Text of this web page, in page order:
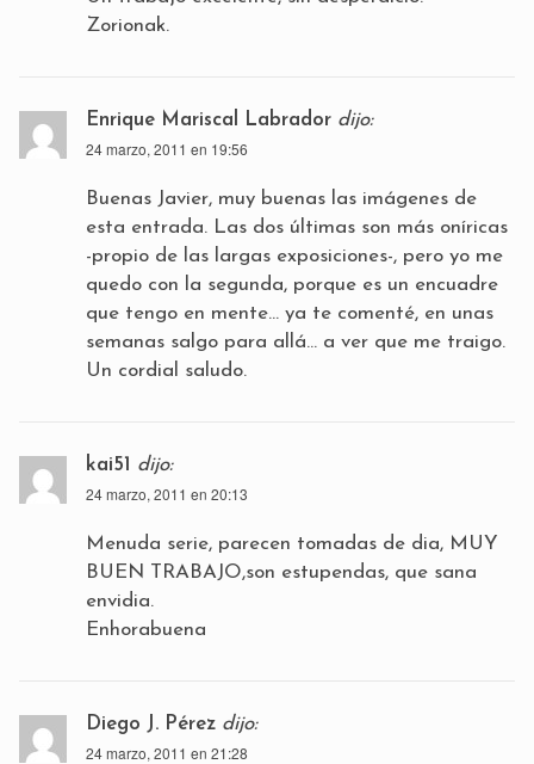
Zorionak.
Enrique Mariscal Labrador dijo:
24 marzo, 2011 en 19:56
Buenas Javier, muy buenas las imágenes de
esta entrada. Las dos últimas son más oníricas
-propio de las largas exposiciones-, pero yo me
quedo con la segunda, porque es un encuadre
que tengo en mente… ya te comenté, en unas
semanas salgo para allá… a ver que me traigo.
Un cordial saludo.
kai51 dijo:
24 marzo, 2011 en 20:13
Menuda serie, parecen tomadas de dia, MUY
BUEN TRABAJO,son estupendas, que sana
envidia.
Enhorabuena
Diego J. Pérez dijo:
24 marzo, 2011 en 21:28